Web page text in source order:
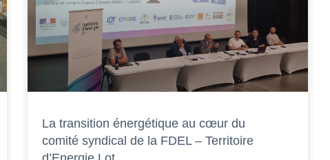
La transition énergétique au cœur du
comité syndical de la FDEL – Territoire